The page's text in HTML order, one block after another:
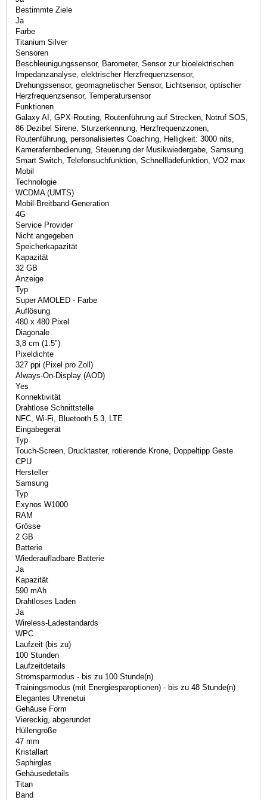
Bestimmte Ziele
Ja
Farbe
Titanium Silver
Sensoren
Beschleunigungssensor, Barometer, Sensor zur bioelektrischen
Impedanzanalyse, elektrischer Herzfrequenzsensor,
Drehungssensor, geomagnetischer Sensor, Lichtsensor, optischer
Herzfrequenzsensor, Temperatursensor
Funktionen
Galaxy AI, GPX-Routing, Routenführung auf Strecken, Notruf SOS,
86 Dezibel Sirene, Sturzerkennung, Herzfrequenzzonen,
Routenführung, personalisiertes Coaching, Helligkeit: 3000 nits,
Kamerafernbedienung, Steuerung der Musikwiedergabe, Samsung
Smart Switch, Telefonsuchfunktion, Schnellladefunktion, VO2 max
Mobil
Technologie
WCDMA (UMTS)
Mobil-Breitband-Generation
4G
Service Provider
Nicht angegeben
Speicherkapazität
Kapazität
32 GB
Anzeige
Typ
Super AMOLED - Farbe
Auflösung
480 x 480 Pixel
Diagonale
3,8 cm (1.5")
Pixeldichte
327 ppi (Pixel pro Zoll)
Always-On-Display (AOD)
Yes
Konnektivität
Drahtlose Schnittstelle
NFC, Wi-Fi, Bluetooth 5.3, LTE
Eingabegerät
Typ
Touch-Screen, Drucktaster, rotierende Krone, Doppeltipp Geste
CPU
Hersteller
Samsung
Typ
Exynos W1000
RAM
Grösse
2 GB
Batterie
Wiederaufladbare Batterie
Ja
Kapazität
590 mAh
Drahtloses Laden
Ja
Wireless-Ladestandards
WPC
Laufzeit (bis zu)
100 Stunden
Laufzeitdetails
Stromsparmodus - bis zu 100 Stunde(n)
Trainingsmodus (mit Energiesparoptionen) - bis zu 48 Stunde(n)
Elegantes Uhrenetui
Gehäuse Form
Viereckig, abgerundet
Hüllengröße
47 mm
Kristallart
Saphirglas
Gehäusedetails
Titan
Band